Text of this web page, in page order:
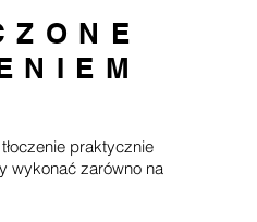
praktycznie
wykonać zarówno na